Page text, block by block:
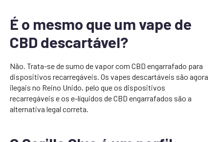
É o mesmo que um vape de
CBD descartável?
Não. Trata-se de sumo de vapor com CBD engarrafado para
dispositivos recarregáveis. Os vapes descartáveis são agora
ilegais no Reino Unido, pelo que os dispositivos
recarregáveis e os e-líquidos de CBD engarrafados são a
alternativa legal correta.